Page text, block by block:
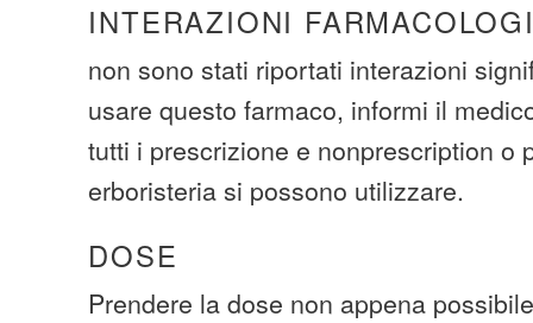
INTERAZIONI
non sono stati riportati interazioni
usare questo farmaco, informi il
tutti i prescrizione e nonprescription o
erboristeria si possono utilizzare.
DOSE
Prendere la dose non appena